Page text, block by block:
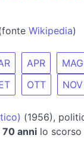
Wikipedia)
APR MAG
OTT NOV
(1956),
70 anni lo scorso